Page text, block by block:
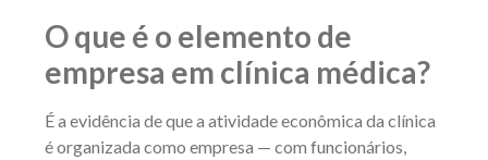
O que é o elemento de
empresa em clínica médica?
É a evidência de que a atividade econômica da clínica
é organizada como empresa — com funcionários,